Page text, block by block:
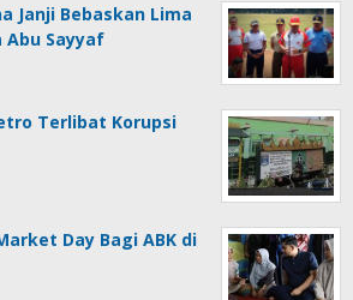
Janji Bebaskan Lima
Abu Sayyaf
Terlibat Korupsi
Day Bagi ABK di